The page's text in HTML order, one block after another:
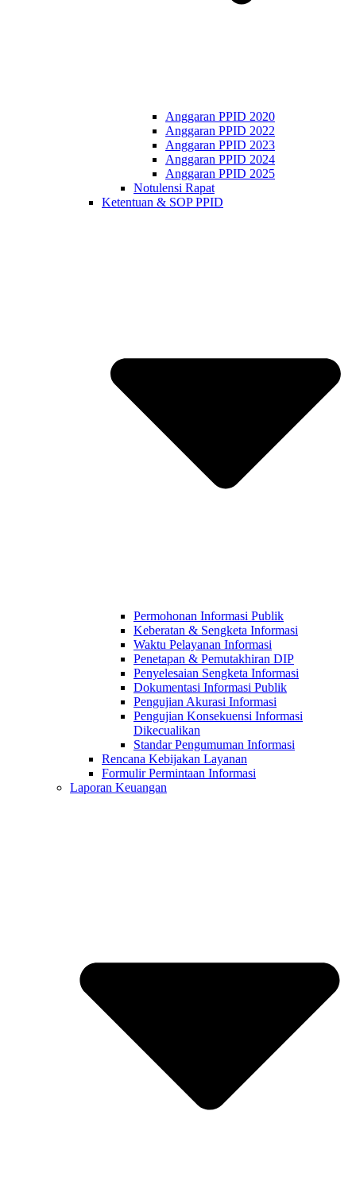
Anggaran PPID 2020
Anggaran PPID 2022
Anggaran PPID 2023
Anggaran PPID 2024
Anggaran PPID 2025
Notulensi Rapat
Ketentuan & SOP PPID
Permohonan Informasi Publik
Keberatan & Sengketa Informasi
Waktu Pelayanan Informasi
Penetapan & Pemutakhiran DIP
Penyelesaian Sengketa Informasi
Dokumentasi Informasi Publik
Pengujian Akurasi Informasi
Pengujian Konsekuensi Informasi
Dikecualikan
Standar Pengumuman Informasi
Rencana Kebijakan Layanan
Formulir Permintaan Informasi
Laporan Keuangan